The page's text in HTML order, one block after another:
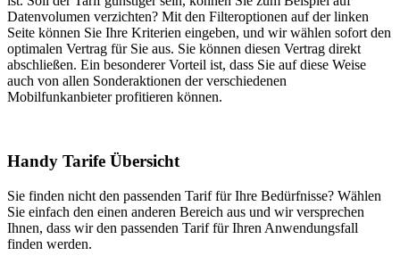
Datenvolumen verzichten? Mit den Filteroptionen auf der linken
Seite können Sie Ihre Kriterien eingeben, und wir wählen sofort den
optimalen Vertrag für Sie aus. Sie können diesen Vertrag direkt
abschließen. Ein besonderer Vorteil ist, dass Sie auf diese Weise
auch von allen Sonderaktionen der verschiedenen
Mobilfunkanbieter profitieren können.
Handy Tarife Übersicht
Sie finden nicht den passenden Tarif für Ihre Bedürfnisse? Wählen
Sie einfach den einen anderen Bereich aus und wir versprechen
Ihnen, dass wir den passenden Tarif für Ihren Anwendungsfall
finden werden.